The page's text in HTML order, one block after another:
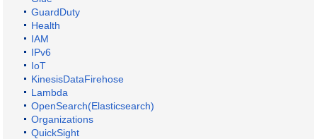
GuardDuty
Health
IAM
IPv6
IoT
KinesisDataFirehose
Lambda
OpenSearch(Elasticsearch)
Organizations
QuickSight